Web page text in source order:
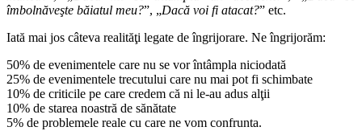
îmbolnăveşte băiatul meu?”, „Dacă voi fi atacat?” etc.
Iată mai jos câteva realităţi legate de îngrijorare. Ne îngrijorăm:
50% de evenimentele care nu se vor întâmpla niciodată
25% de evenimentele trecutului care nu mai pot fi schimbate
10% de criticile pe care credem că ni le-au adus alţii
10% de starea noastră de sănătate
5% de problemele reale cu care ne vom confrunta.